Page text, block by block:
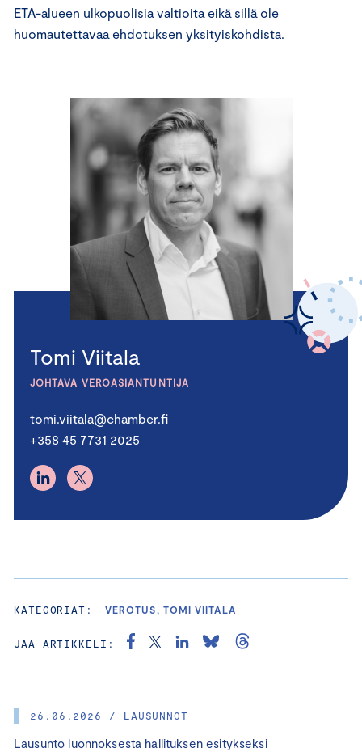
26.06.2026 / LAUSUNNOT
Lausunto luonnoksesta hallituksen esitykseksi
ETA-alueen ulkopuolisia valtioita eikä sillä ole
huomautettavaa ehdotuksen yksityiskohdista.
Tomi Viitala
JOHTAVA VEROASIANTUNTIJA
tomi.viitala@chamber.fi
+358 45 7731 2025
KATEGORIAT: VEROTUS, TOMI VIITALA
JAA ARTIKKELI: